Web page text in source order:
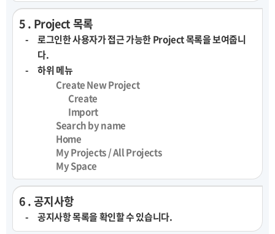
5 . Project 목록
로그인한 사용자가 접근 가능한 Project 목록을 보여줍니
다.
하위 메뉴
Create New Project
Create
Import
Search by name
Home
My Projects / All Projects
My Space
6 . 공지사항
공지사항 목록을 확인할 수 있습니다.